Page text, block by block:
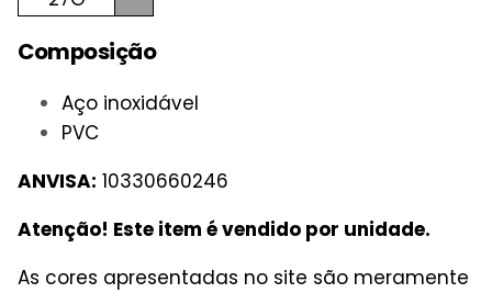
Composição
Aço inoxidável
PVC
ANVISA: 10330660246
Atenção! Este item é vendido por unidade.
As cores apresentadas no site são meramente